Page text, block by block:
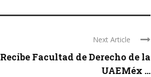
Next Article
Recibe Facultad de Derecho de la
UAEMéx ...